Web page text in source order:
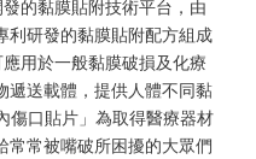
的黏膜貼附技術平台，由
利研發的黏膜貼附配方組成
用於一般黏膜破損及化療
遞送載體，提供人體不同黏
口貼片」為取得醫療器材
常常被嘴破所困擾的大眾們